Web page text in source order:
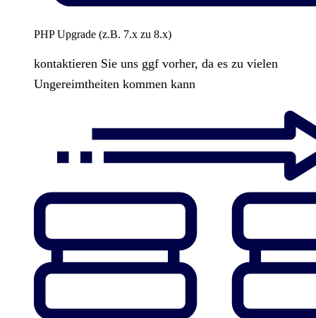
PHP Upgrade (z.B. 7.x zu 8.x)
kontaktieren Sie uns ggf vorher, da es zu vielen
Ungereimtheiten kommen kann